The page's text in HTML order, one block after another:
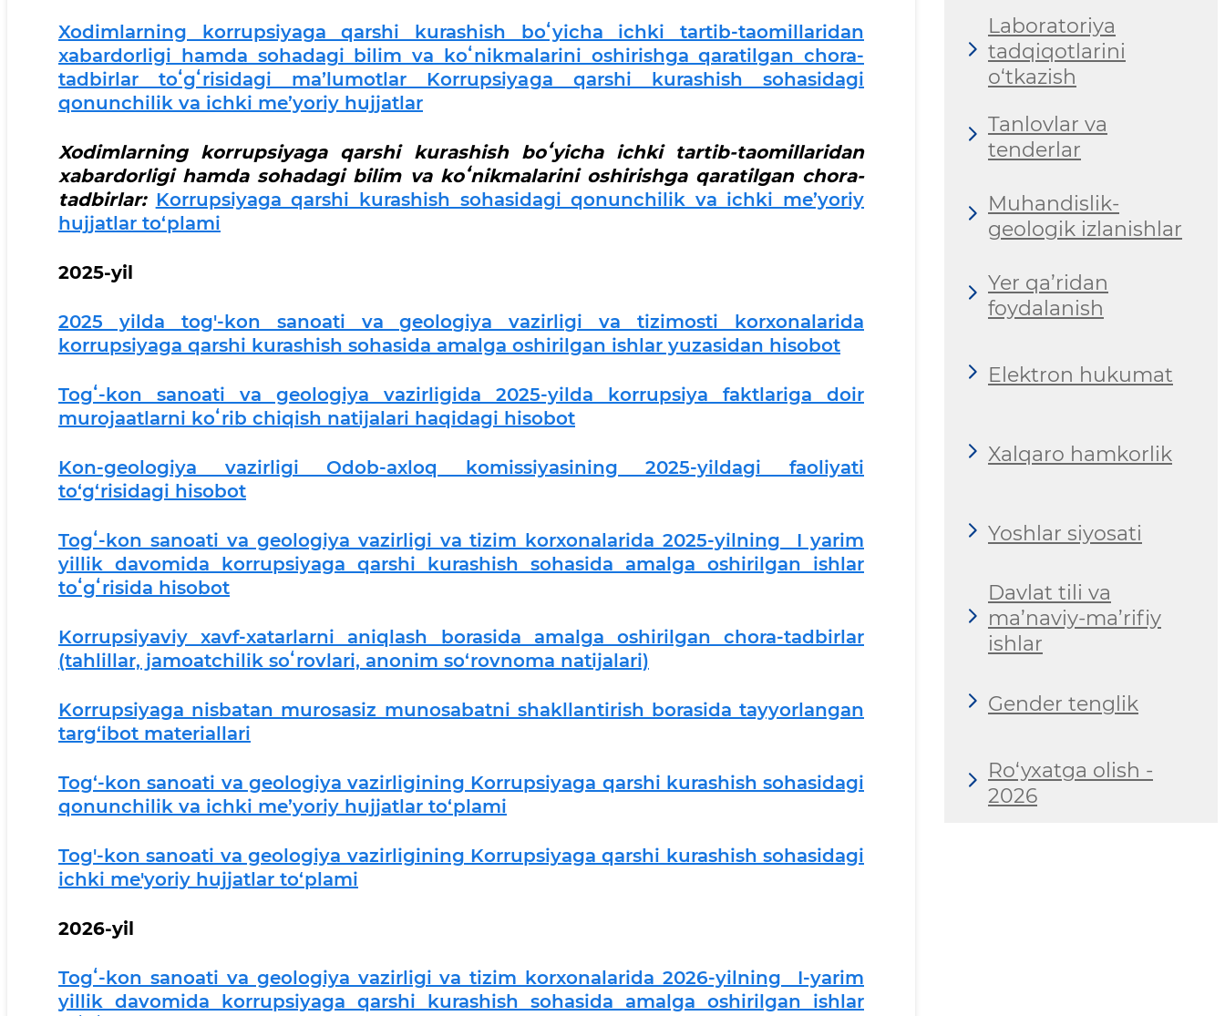
Xodimlarning korrupsiyaga qarshi kurashish boʻyicha ichki tartib-taomillaridan
xabardorligi hamda sohadagi bilim va koʻnikmalarini oshirishga qaratilgan chora-
tadbirlar toʻgʻrisidagi maʼlumotlar Korrupsiyaga qarshi kurashish sohasidagi
qonunchilik va ichki me’yoriy hujjatlar
Xodimlarning korrupsiyaga qarshi kurashish boʻyicha ichki tartib-taomillaridan
xabardorligi hamda sohadagi bilim va koʻnikmalarini oshirishga qaratilgan chora-
tadbirlar: Korrupsiyaga qarshi kurashish sohasidagi qonunchilik va ichki me’yoriy
hujjatlar to‘plami
2025-yil
2025 yilda tog'-kon sanoati va geologiya vazirligi va tizimosti korxonalarida
korrupsiyaga qarshi kurashish sohasida amalga oshirilgan ishlar yuzasidan hisobot
Togʻ-kon sanoati va geologiya vazirligida 2025-yilda korrupsiya faktlariga doir
murojaatlarni koʻrib chiqish natijalari haqidagi hisobot
Kon-geologiya vazirligi Odob-axloq komissiyasining 2025-yildagi faoliyati
to‘g‘risidagi hisobot
Togʻ-kon sanoati va geologiya vazirligi va tizim korxonalarida 2025-yilning I yarim
yillik davomida korrupsiyaga qarshi kurashish sohasida amalga oshirilgan ishlar
toʻgʻrisida hisobot
Korrupsiyaviy xavf-xatarlarni aniqlash borasida amalga oshirilgan chora-tadbirlar
(tahlillar, jamoatchilik soʻrovlari, anonim so‘rovnoma natijalari)
Korrupsiyaga nisbatan murosasiz munosabatni shakllantirish borasida tayyorlangan
targ‘ibot materiallari
Tog‘-kon sanoati va geologiya vazirligining Korrupsiyaga qarshi kurashish sohasidagi
qonunchilik va ichki me’yoriy hujjatlar to‘plami
Tog'-kon sanoati va geologiya vazirligining Korrupsiyaga qarshi kurashish sohasidagi
ichki me'yoriy hujjatlar to‘plami
2026-yil
Togʻ-kon sanoati va geologiya vazirligi va tizim korxonalarida 2026-yilning I-yarim
yillik davomida korrupsiyaga qarshi kurashish sohasida amalga oshirilgan ishlar
Laboratoriya
tadqiqotlarini
o‘tkazish
Tanlovlar va
tenderlar
Muhandislik-
geologik izlanishlar
Yer qa’ridan
foydalanish
Elektron hukumat
Xalqaro hamkorlik
Yoshlar siyosati
Davlat tili va
ma’naviy-ma’rifiy
ishlar
Gender tenglik
Ro‘yxatga olish -
2026